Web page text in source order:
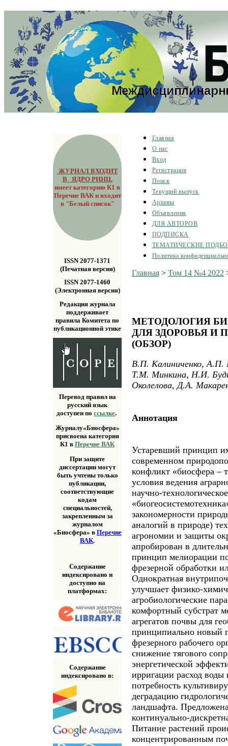
ЖУРНАЛ ВХОДИТ
В ЯДРО РИНЦ,
имеет категорию К1 в
Перечне ВАК и входит
в "Белый список"
ISSN 2077-1371
(Печатная версия)
ISSN 2077-1460
(Электронная версия)
Редакция журнала
поддерживает
правила Комитета по
публикационной этике
Перевод правил на
русский язык
доступен поссылке.
Журналу«Биосфера»
присвоена категория
К1 вПеречне ВАК
При защите
диссертации могут
быть учтены только
публикации,
соответствующие
кодам
специальностей,
закрепленным за
журналом
«Биосфера» в Перечне
ВАК.
Содержание
индексировано и
доступно на
платформах:
Содержание
индексировано в:
Главная
О нас
Вход
Регистрация
Поиск
Текущий выпуск
Архивы
Объявления
ДЛЯ АВТОРОВ
ПОДПИСКА
ТЕМАТИЧЕСКИЕ
Политика
Главная> Том 14 №4 2022
МЕТОДОЛОГИЯ
ДЛЯ ЗДОРОВЬЯ И
(ОБЗОР)
В.П. Калиниченко, А.П.
Т.М. Минкина, Н.И.
Околелова, Д.А.
Аннотация
Устаревший принцип
современном
конфликт «биосфера –
условия ведения
научно-
закономерности
аналогий в природе)
агрономии и защиты
апробирован в
принцип мелиорации
фрезерной обработки
Однократная
улучшает физико-
агробиологические
комфортный субстрат
агрегатов почвы для
принципиально новый
фрезерного рабочего
снижение тягового
энергетической
ирригации расход
потребность
деградацию
ландшафта.
континуально-
Питание растений
концентрированным